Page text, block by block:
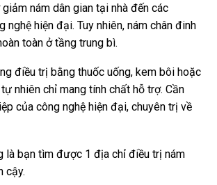
nám dân gian tại nhà đến các
nghệ hiện đại. Tuy nhiên, nám chân đinh
toàn ở tầng trung bì.
điều trị bằng thuốc uống, kem bôi hoặc
nhiên chỉ mang tính chất hỗ trợ. Cần
của công nghệ hiện đại, chuyên trị về
là bạn tìm được 1 địa chỉ điều trị nám
cậy.